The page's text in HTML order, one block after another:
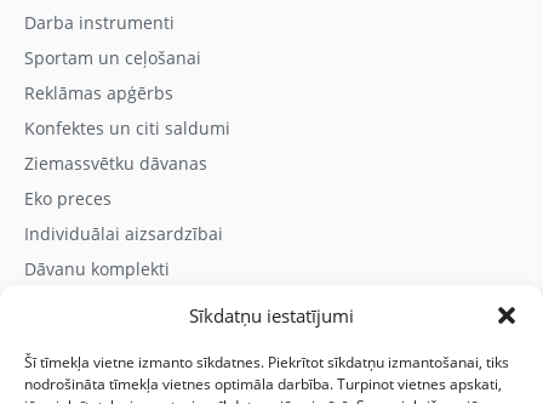
Sīkdatņu iestatījumi
Šī tīmekļa vietne izmanto sīkdatnes. Piekrītot sīkdatņu izmantošanai, tiks
nodrošināta tīmekļa vietnes optimāla darbība. Turpinot vietnes apskati,
Darba instrumenti
Sportam un ceļošanai
Reklāmas apģērbs
Konfektes un citi saldumi
Ziemassvētku dāvanas
Eko preces
Individuālai aizsardzībai
Dāvanu komplekti
Kontaktinformācija
Prezentreklāmas aģentūra “PARIS”